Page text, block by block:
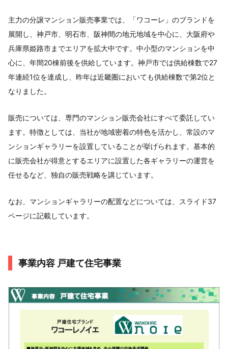
主力の分譲マンション販売事業では、「ワコーレ」のブランドを
展開し、神戸市、明石市、阪神間の地元地域を中心に、大阪府や
兵庫県姫路市までエリアを拡大中です。中小型のマンションを中
心に、年間20棟前後を供給しています。神戸市では供給棟数で27
年連続1位を達成し、昨年は近畿圏においても供給棟数で第2位と
なりました。
販売については、専門のマンション販売会社にすべて委託してい
ます。特徴としては、当社が地域密着の特色を活かし、常設のマ
ンションギャラリーを設置していることが挙げられます。基本的
に販売会社が得意とするエリアに設置した各ギャラリーの運営を
任せるなど、独自の販売戦略を講じています。
なお、マンションギャラリーの配置などについては、スライド37
ページに記載しています。
事業内容 戸建て住宅事業